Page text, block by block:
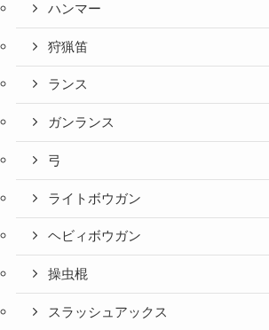
ハンマー
狩猟笛
ランス
ガンランス
弓
ライトボウガン
ヘビィボウガン
操虫棍
スラッシュアックス